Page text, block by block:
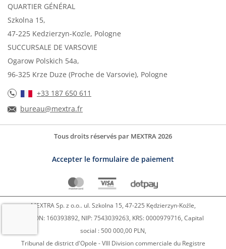
QUARTIER GÉNÉRAL
Szkolna 15,
47-225 Kedzierzyn-Kozle, Pologne
SUCCURSALE DE VARSOVIE
Ogarow Polskich 54a,
96-325 Krze Duze (Proche de Varsovie), Pologne
+33 187 650 611
bureau@mextra.fr
Tous droits réservés par MEXTRA 2026
Accepter le formulaire de paiement
MEXTRA Sp. z o.o.. ul. Szkolna 15, 47-225 Kędzierzyn-Koźle,
REGON: 160393892, NIP: 7543039263, KRS: 0000979716, Capital
social : 500 000,00 PLN,
Tribunal de district d'Opole - VIII Division commerciale du Registre